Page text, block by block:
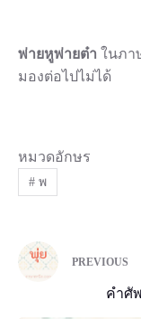
พ่ายหูพ่ายต๋า ในภา
มองต่อไปไม่ได้
หมวดอักษร
#พ
PREVIOUS
คำศั